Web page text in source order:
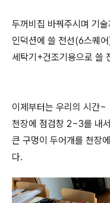
두꺼비집 바꿔주시며 기
인덕션에 쓸 전선(6스퀘
세탁기+건조기용으로 쓸
이제부터는 우리의 시간~
천장에 점검창 2~3를 내
큰 구멍이 두어개를 천장
다.